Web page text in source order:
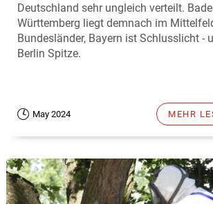
Deutschland sehr ungleich verteilt.
Württemberg liegt demnach im
Bundesländer, Bayern ist Schlusslicht -
Berlin Spitze.
May 2024 MEHR